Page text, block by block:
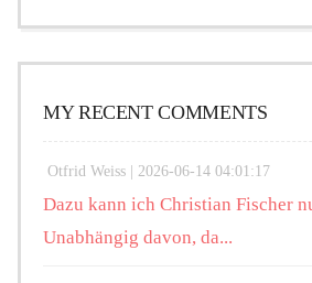
MY RECENT COMMENTS
Otfrid Weiss | 2026-06-14 04:01:17
Dazu kann ich Christian Fischer
Unabhängig davon, da...